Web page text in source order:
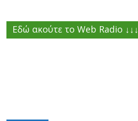
Εδώ ακούτε το Web Radio ↓↓↓